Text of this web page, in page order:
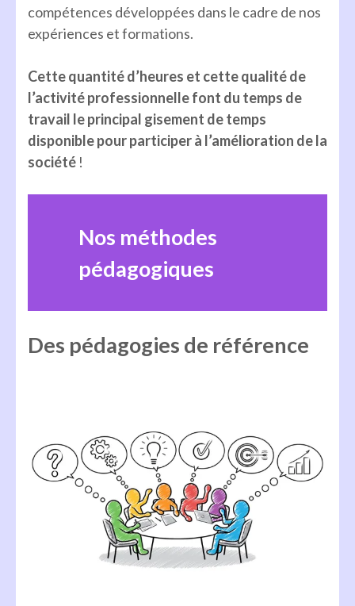
compétences développées dans le cadre de nos
expériences et formations.
Cette quantité d’heures et cette qualité de
l’activité professionnelle font du temps de
travail le principal gisement de temps
disponible pour participer à l’amélioration de la
société !
Nos méthodes
pédagogiques
Des pédagogies de référence